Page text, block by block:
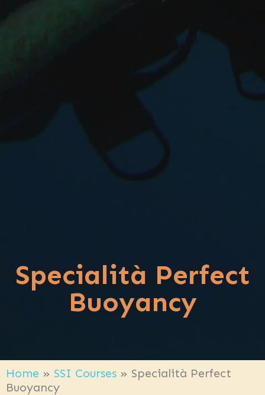
Specialità Perfect
Buoyancy
Home » SSI Courses » Specialità Perfect
Buoyancy